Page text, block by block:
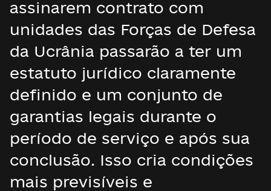
assinarem contrato com
unidades das Forças de Defesa
da Ucrânia passarão a ter um
estatuto jurídico claramente
definido e um conjunto de
garantias legais durante o
período de serviço e após sua
conclusão. Isso cria condições
mais previsíveis e